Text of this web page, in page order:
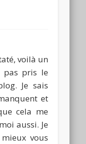
voilà un
pas pris le
Je sais
et
cela me
aussi. Je
vous